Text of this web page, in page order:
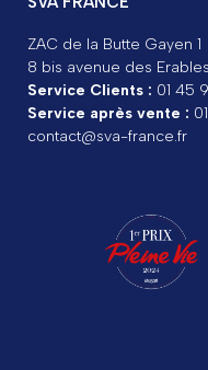
ZAC de la Butte Gayen 1
8 bis avenue des
Service Clients : 01 45
Service après vente :
contact@sva-france.fr